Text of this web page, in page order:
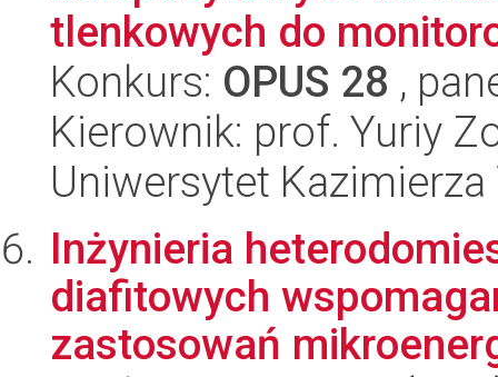
tlenkowych do
Konkurs: OPUS 28 ,
Kierownik: prof. Yuriy
Uniwersytet
Inżynieria
diafitowych
zastosowań